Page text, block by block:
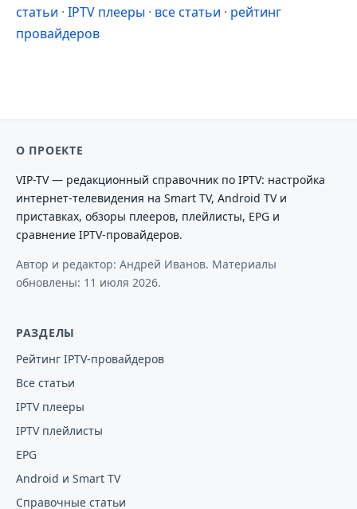
статьи · IPTV плееры · все статьи · рейтинг
провайдеров
О ПРОЕКТЕ
VIP-TV — редакционный справочник по IPTV: настройка
интернет-телевидения на Smart TV, Android TV и
приставках, обзоры плееров, плейлисты, EPG и
сравнение IPTV-провайдеров.
Автор и редактор: Андрей Иванов. Материалы
обновлены: 11 июля 2026.
РАЗДЕЛЫ
Рейтинг IPTV-провайдеров
Все статьи
IPTV плееры
IPTV плейлисты
EPG
Android и Smart TV
Справочные статьи